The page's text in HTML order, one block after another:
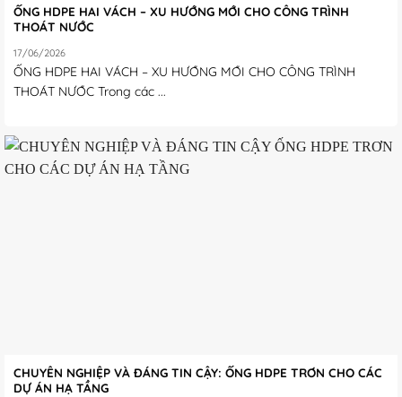
ỐNG HDPE HAI VÁCH – XU HƯỚNG MỚI CHO CÔNG TRÌNH
THOÁT NƯỚC
17/06/2026
ỐNG HDPE HAI VÁCH – XU HƯỚNG MỚI CHO CÔNG TRÌNH
THOÁT NƯỚC Trong các ...
CHUYÊN NGHIỆP VÀ ĐÁNG TIN CẬY: ỐNG HDPE TRƠN CHO CÁC
DỰ ÁN HẠ TẦNG